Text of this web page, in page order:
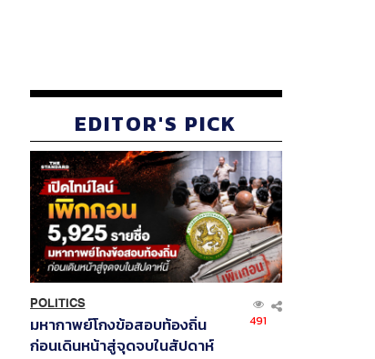
EDITOR'S PICK
POLITICS
มหากาพย์โกงข้อสอบท้องถิ่น
ก่อนเดินหน้าสู่จุดจบในสัปดาห์
491